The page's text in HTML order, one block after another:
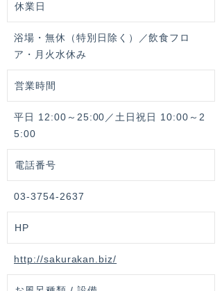
休業日
浴場・無休（特別日除く）／飲食フロ
ア・月火水休み
営業時間
平日 12:00～25:00／土日祝日 10:00～2
5:00
電話番号
03-3754-2637
HP
http://sakurakan.biz/